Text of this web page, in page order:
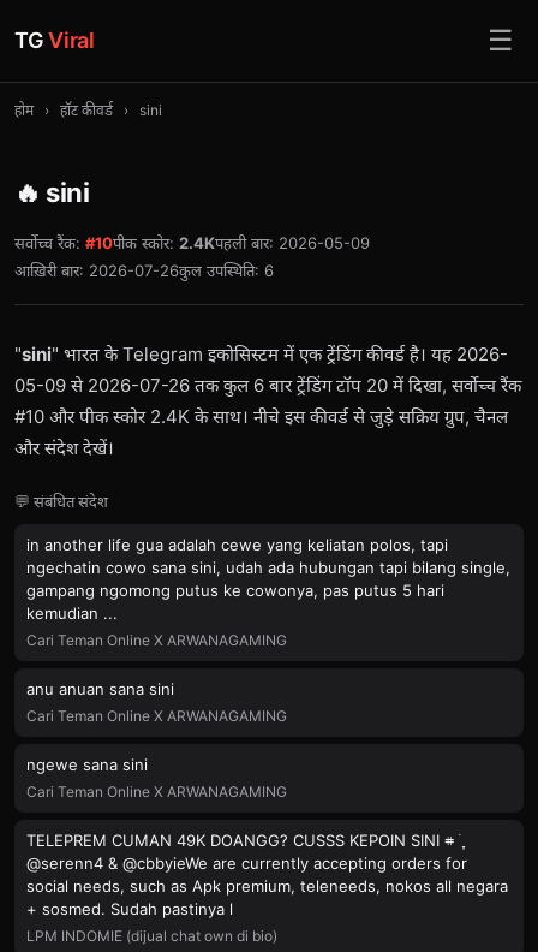
TGViral ☰
होम › हॉट कीवर्ड › sini
🔥 sini
सर्वोच्च रैंक: #10पीक स्कोर: 2.4Kपहली बार: 2026-05-09
आख़िरी बार: 2026-07-26कुल उपस्थिति: 6
"sini" भारत के Telegram इकोसिस्टम में एक ट्रेंडिंग कीवर्ड है। यह 2026-
05-09 से 2026-07-26 तक कुल 6 बार ट्रेंडिंग टॉप 20 में दिखा, सर्वोच्च रैंक
#10 और पीक स्कोर 2.4K के साथ। नीचे इस कीवर्ड से जुड़े सक्रिय ग्रुप, चैनल
और संदेश देखें।
💬 संबंधित संदेश
in another life gua adalah cewe yang keliatan polos, tapi
ngechatin cowo sana sini, udah ada hubungan tapi bilang single,
gampang ngomong putus ke cowonya, pas putus 5 hari
kemudian ...
Cari Teman Online X ARWANAGAMING
anu anuan sana sini
Cari Teman Online X ARWANAGAMING
ngewe sana sini
Cari Teman Online X ARWANAGAMING
TELEPREM CUMAN 49K DOANGG? CUSSS KEPOIN SINI 𖥻 ࣪ ִֶָ
@serenn4 & @cbbyieWe are currently accepting orders for
social needs, such as Apk premium, teleneeds, nokos all negara
+ sosmed. Sudah pastinya l
LPM INDOMIE (dijual chat own di bio)